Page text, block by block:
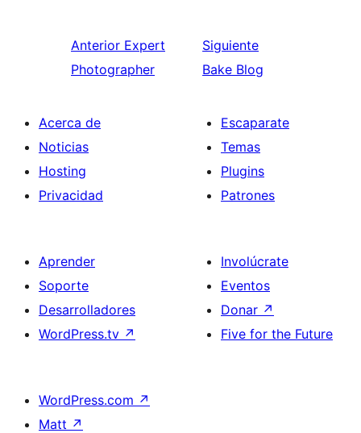
Anterior Expert
Photographer
Siguiente
Bake Blog
Acerca de
Noticias
Hosting
Privacidad
Escaparate
Temas
Plugins
Patrones
Aprender
Soporte
Desarrolladores
WordPress.tv ↗
Involúcrate
Eventos
Donar ↗
Five for the Future
WordPress.com ↗
Matt ↗